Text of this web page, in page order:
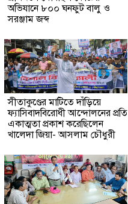
অভিযানে ৮০০ ঘনফুট বালু ও
সরঞ্জাম জব্দ
সীতাকুণ্ডের মাটিতে দাঁড়িয়ে
ফ্যাসিবাদবিরোধী আন্দোলনের প্রতি
একাত্মতা প্রকাশ করেছিলেন
খালেদা জিয়া- আসলাম চৌধুরী